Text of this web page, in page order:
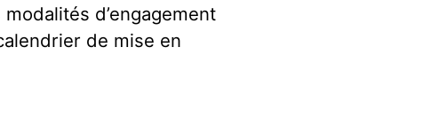
d’engagement
de mise en